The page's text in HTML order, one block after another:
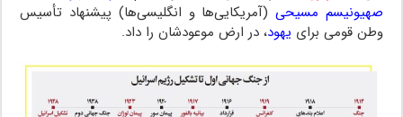
صهیونیسم مسیحی(آمریکایی‌ها و انگلیسی‌ها) پیشنهاد تأسیس
وطن قومی ‌برای یهود، در ارض موعودشان را داد.